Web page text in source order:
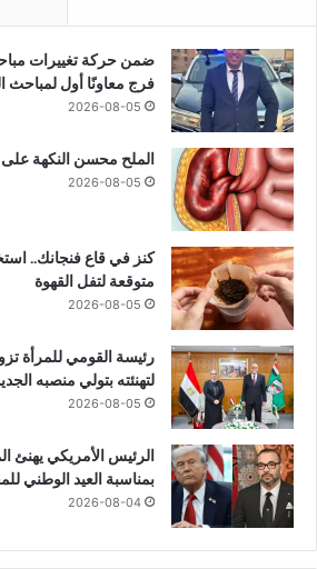
ضمن حركة تغييرات
فرج معاونًا أول لمباحث
2026-08-05
الملح محسن النكهة على
2026-08-05
كنز في قاع فنجانك..
متوقعة لتفل القهوة
2026-08-05
رئيسة القومي للمرأة
لتهنئته بتولي منصبه
2026-08-05
الرئيس الأمريكي يهنئ
بمناسبة العيد الوطني
2026-08-04